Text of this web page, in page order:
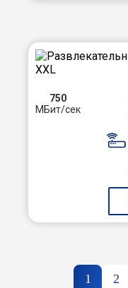
750
МБит/сек
1 2